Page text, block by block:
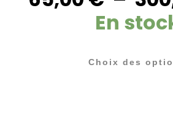
En
Choix des